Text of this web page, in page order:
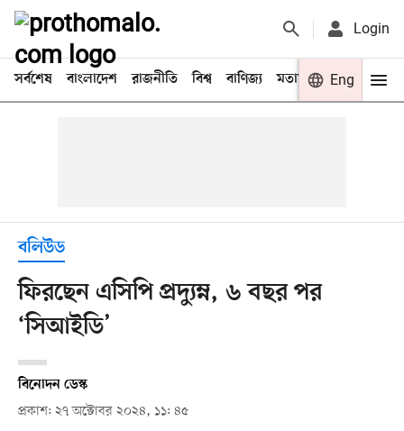
Login
সর্বশেষ বাংলাদেশ রাজনীতি বিশ্ব বাণিজ্য মতামত খেলা
Eng
বলিউড
ফিরছেন এসিপি প্রদ্যুম্ন, ৬ বছর পর
‘সিআইডি’
বিনোদন ডেস্ক
প্রকাশ: ২৭ অক্টোবর ২০২৪, ১১: ৪৫